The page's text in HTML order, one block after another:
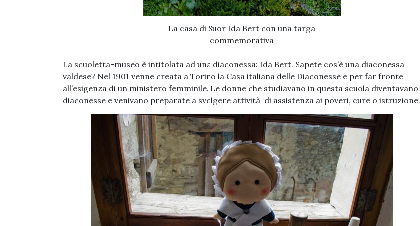
La casa di Suor Ida Bert con una targa
commemorativa
La scuoletta-museo è intitolata ad una diaconessa: Ida Bert. Sapete cos’è una diaconessa
valdese? Nel 1901 venne creata a Torino la Casa italiana delle Diaconesse e per far fronte
all’esigenza di un ministero femminile. Le donne che studiavano in questa scuola diventavano
diaconesse e venivano preparate a svolgere attività di assistenza ai poveri, cure o istruzione.